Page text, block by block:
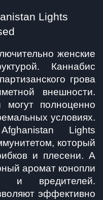
Lights
женские
Каннабис
грова
внешности.
могут полноценно
условиях.
Lights
который
и плесени. А
аромат конопли
и вредителей.
эффективно